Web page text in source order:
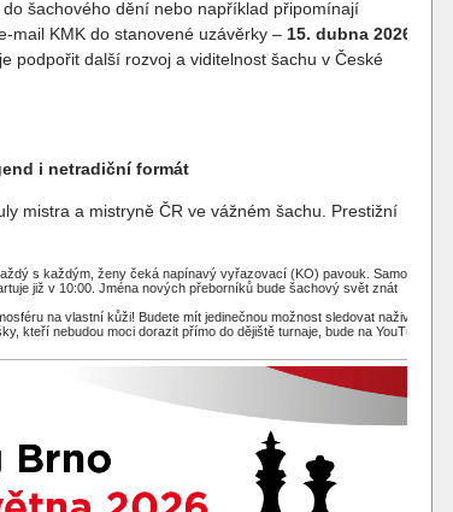
šachového dění nebo například připomínají
mail KMK do stanovené uzávěrky – 15. dubna 2026
podpořit další rozvoj a viditelnost šachu v České
i netradiční formát
mistra a mistryně ČR ve vážném šachu. Prestižní
s každým, ženy čeká napínavý vyřazovací (KO) pavouk. Samotné
již v 10:00. Jména nových přeborníků bude šachový svět znát
na vlastní kůži! Budete mít jedinečnou možnost sledovat naživo
kteří nebudou moci dorazit přímo do dějiště turnaje, bude na YouTube